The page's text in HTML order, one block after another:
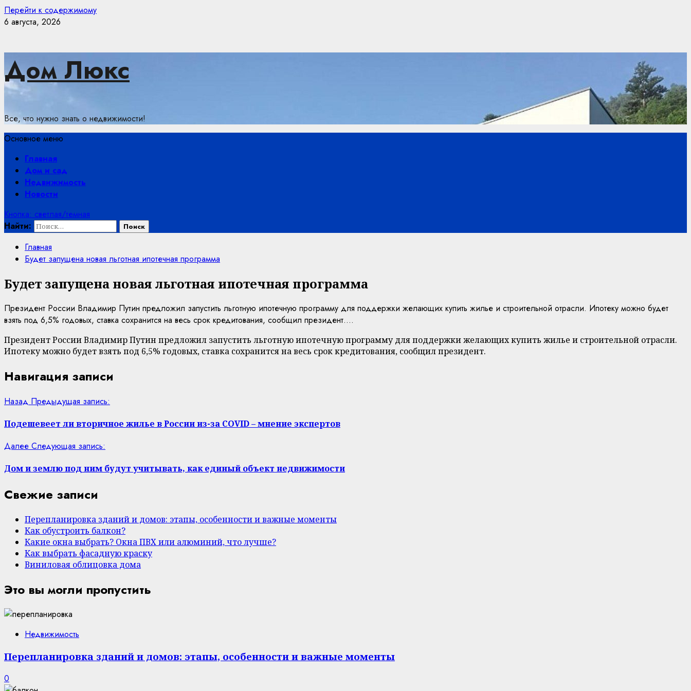
Перейти к содержимому
6 августа, 2026
Дом Люкс
Все, что нужно знать о недвижимости!
Основное меню
Главная
Дом и сад
Недвижимость
Новости
Кнопка: светлая/темная
Найти:
Главная
Будет запущена новая льготная ипотечная программа
Будет запущена новая льготная ипотечная программа
Президент России Владимир Путин предложил запустить льготную ипотечную программу для поддержки желающих купить жилье и строительной отрасли. Ипотеку можно будет
взять под 6,5% годовых, ставка сохранится на весь срок кредитования, сообщил президент....
Президент России Владимир Путин предложил запустить льготную ипотечную программу для поддержки желающих купить жилье и строительной отрасли.
Ипотеку можно будет взять под 6,5% годовых, ставка сохранится на весь срок кредитования, сообщил президент.
Навигация записи
Назад Предыдущая запись:
Подешевеет ли вторичное жилье в России из-за COVID – мнение экспертов
Далее Следующая запись:
Дом и землю под ним будут учитывать, как единый объект недвижимости
Свежие записи
Перепланировка зданий и домов: этапы, особенности и важные моменты
Как обустроить балкон?
Какие окна выбрать? Окна ПВХ или алюминий, что лучше?
Как выбрать фасадную краску
Виниловая облицовка дома
Это вы могли пропустить
Недвижимость
Перепланировка зданий и домов: этапы, особенности и важные моменты
0